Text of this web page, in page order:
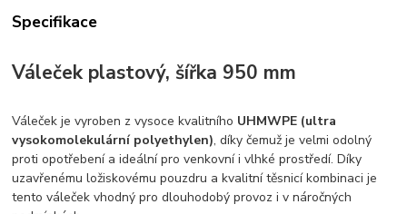
Specifikace
Váleček plastový, šířka 950 mm
Váleček je vyroben z vysoce kvalitního UHMWPE (ultra
vysokomolekulární polyethylen), díky čemuž je velmi odolný
proti opotřebení a ideální pro venkovní i vlhké prostředí. Díky
uzavřenému ložiskovému pouzdru a kvalitní těsnicí kombinaci je
tento váleček vhodný pro dlouhodobý provoz i v náročných